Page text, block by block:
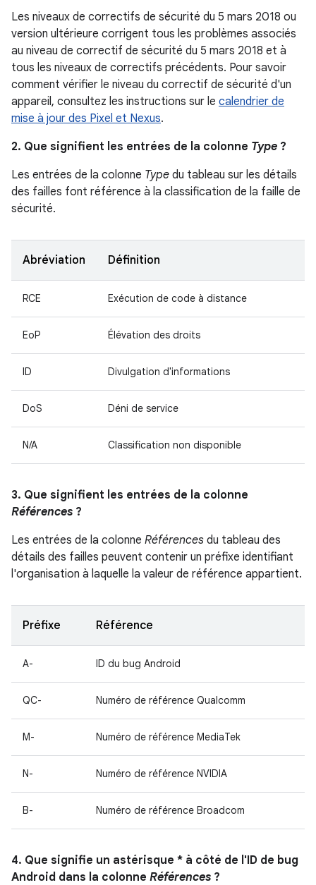
Les niveaux de correctifs de sécurité du 5 mars 2018 ou
version ultérieure corrigent tous les problèmes associés
au niveau de correctif de sécurité du 5 mars 2018 et à
tous les niveaux de correctifs précédents. Pour savoir
comment vérifier le niveau du correctif de sécurité d'un
appareil, consultez les instructions sur le calendrier de
mise à jour des Pixel et Nexus.
2. Que signifient les entrées de la colonne Type ?
Les entrées de la colonne Type du tableau sur les détails
des failles font référence à la classification de la faille de
sécurité.
Abréviation Définition
RCE Exécution de code à distance
EoP Élévation des droits
ID Divulgation d'informations
DoS Déni de service
N/A Classification non disponible
3. Que signifient les entrées de la colonne
Références ?
Les entrées de la colonne Références du tableau des
détails des failles peuvent contenir un préfixe identifiant
l'organisation à laquelle la valeur de référence appartient.
Préfixe Référence
A- ID du bug Android
QC- Numéro de référence Qualcomm
M- Numéro de référence MediaTek
N- Numéro de référence NVIDIA
B- Numéro de référence Broadcom
4. Que signifie un astérisque * à côté de l'ID de bug
Android dans la colonne Références ?